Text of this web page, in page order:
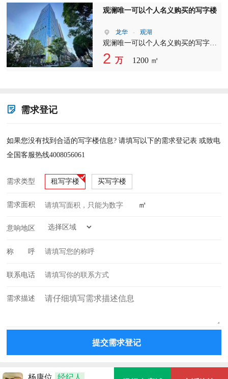
观澜唯一可以个人名义购买的写字楼
龙华 - 观湖
观澜唯一可以个人名义购买的写字楼
地铁口现房发售 面积120平起售，整
层1000平 售价1.6-1.9万/平
2 万 1200 ㎡
需求登记
如果您没有找到合适的写字楼信息? 请填写以下的需求登记表 或致电
全国客服热线4008056061
需求类型 租写字楼 买写字楼
需求面积 ㎡
意响地区
称 呼
联系电话
需求描述
杨康位 经纪人